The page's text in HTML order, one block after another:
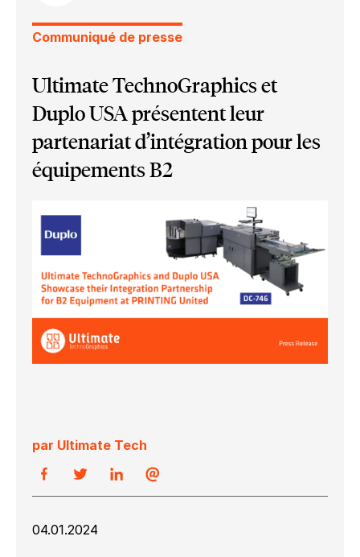
Communiqué de presse
Ultimate TechnoGraphics et
Duplo USA présentent leur
partenariat d’intégration pour les
équipements B2
par Ultimate Tech
04.01.2024